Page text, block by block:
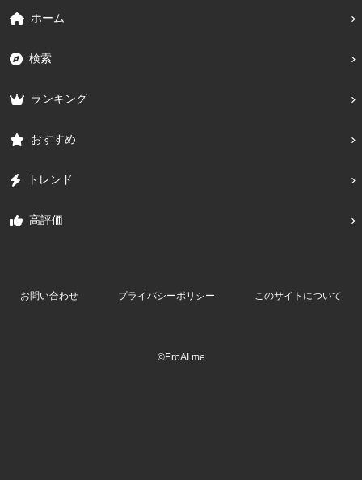
ホーム
検索
ランキング
おすすめ
トレンド
高評価
お問い合わせ プライバシーポリシー このサイトについて
©EroAI.me